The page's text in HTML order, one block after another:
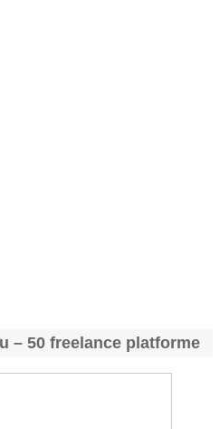
– 50 freelance platforme